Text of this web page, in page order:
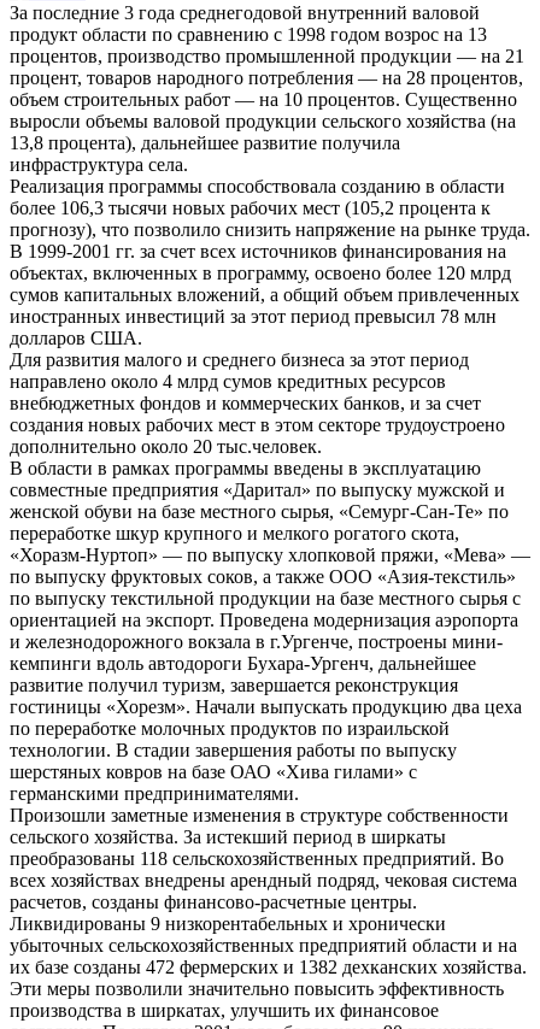
За последние 3 года среднегодовой внутренний валовой
продукт области по сравнению с 1998 годом возрос на 13
процентов, производство промышленной продукции — на 21
процент, товаров народного потребления — на 28 процентов,
объем строительных работ — на 10 процентов. Существенно
выросли объемы валовой продукции сельского хозяйства (на
13,8 процента), дальнейшее развитие получила
инфраструктура села.
Реализация программы способствовала созданию в области
более 106,3 тысячи новых рабочих мест (105,2 процента к
прогнозу), что позволило снизить напряжение на рынке труда.
В 1999-2001 гг. за счет всех источников финансирования на
объектах, включенных в программу, освоено более 120 млрд
сумов капитальных вложений, а общий объем привлеченных
иностранных инвестиций за этот период превысил 78 млн
долларов США.
Для развития малого и среднего бизнеса за этот период
направлено около 4 млрд сумов кредитных ресурсов
внебюджетных фондов и коммерческих банков, и за счет
создания новых рабочих мест в этом секторе трудоустроено
дополнительно около 20 тыс.человек.
В области в рамках программы введены в эксплуатацию
совместные предприятия «Даритал» по выпуску мужской и
женской обуви на базе местного сырья, «Семург-Сан-Те» по
переработке шкур крупного и мелкого рогатого скота,
«Хоразм-Нуртоп» — по выпуску хлопковой пряжи, «Мева» —
по выпуску фруктовых соков, а также ООО «Азия-текстиль»
по выпуску текстильной продукции на базе местного сырья с
ориентацией на экспорт. Проведена модернизация аэропорта
и железнодорожного вокзала в г.Ургенче, построены мини-
кемпинги вдоль автодороги Бухара-Ургенч, дальнейшее
развитие получил туризм, завершается реконструкция
гостиницы «Хорезм». Начали выпускать продукцию два цеха
по переработке молочных продуктов по израильской
технологии. В стадии завершения работы по выпуску
шерстяных ковров на базе ОАО «Хива гилами» с
германскими предпринимателями.
Произошли заметные изменения в структуре собственности
сельского хозяйства. За истекший период в ширкаты
преобразованы 118 сельскохозяйственных предприятий. Во
всех хозяйствах внедрены арендный подряд, чековая система
расчетов, созданы финансово-расчетные центры.
Ликвидированы 9 низкорентабельных и хронически
убыточных сельскохозяйственных предприятий области и на
их базе созданы 472 фермерских и 1382 дехканских хозяйства.
Эти меры позволили значительно повысить эффективность
производства в ширкатах, улучшить их финансовое